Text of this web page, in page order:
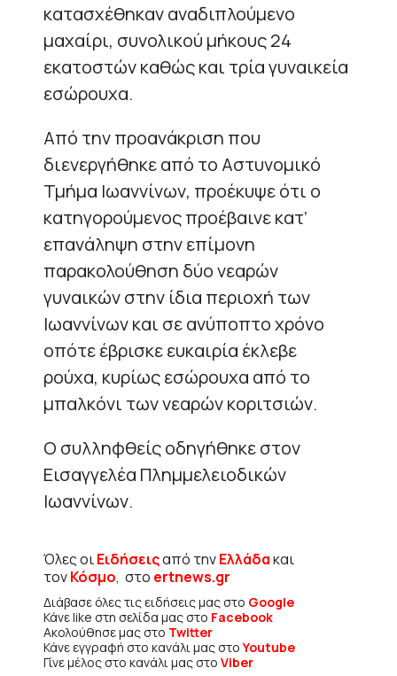
κατασχέθηκαν αναδιπλούμενο
μαχαίρι, συνολικού μήκους 24
εκατοστών καθώς και τρία γυναικεία
εσώρουχα.
Από την προανάκριση που
διενεργήθηκε από το Αστυνομικό
Τμήμα Ιωαννίνων, προέκυψε ότι ο
κατηγορούμενος προέβαινε κατ’
επανάληψη στην επίμονη
παρακολούθηση δύο νεαρών
γυναικών στην ίδια περιοχή των
Ιωαννίνων και σε ανύποπτο χρόνο
οπότε έβρισκε ευκαιρία έκλεβε
ρούχα, κυρίως εσώρουχα από το
μπαλκόνι των νεαρών κοριτσιών.
Ο συλληφθείς οδηγήθηκε στον
Εισαγγελέα Πλημμελειοδικών
Ιωαννίνων.
Όλες οιΕιδήσειςαπό τηνΕλλάδακαι
τονΚόσμο, στο ertnews.gr
Διάβασε όλες τις ειδήσεις μας στο Google
Κάνε like στη σελίδα μας στο Facebook
Ακολούθησε μας στο Twitter
Κάνε εγγραφή στο κανάλι μας στοYoutube
Γίνε μέλος στο κανάλι μας στο Viber